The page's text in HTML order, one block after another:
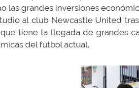
las grandes inversiones
al club Newcastle United
tiene la llegada de grandes
del fútbol actual.